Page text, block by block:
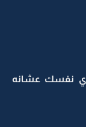
نفسك عشانه